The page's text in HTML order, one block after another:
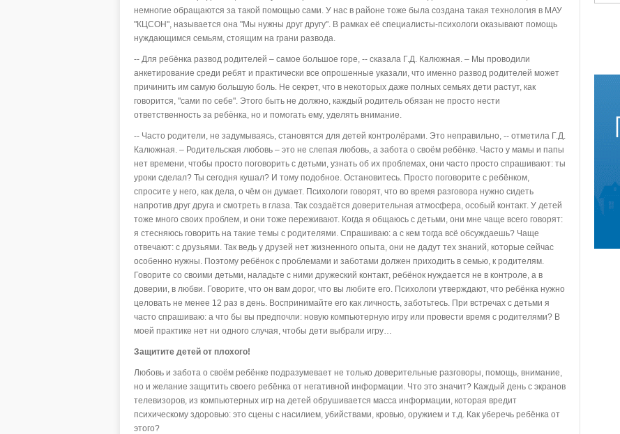
немногие обращаются за такой помощью сами. У нас в районе тоже была создана такая технология в МАУ
"КЦСОН", называется она "Мы нужны друг другу". В рамках её специалисты-психологи оказывают помощь
нуждающимся семьям, стоящим на грани развода.
-- Для ребёнка развод родителей – самое большое горе, -- сказала Г.Д. Калюжная. – Мы проводили
анкетирование среди ребят и практически все опрошенные указали, что именно развод родителей может
причинить им самую большую боль. Не секрет, что в некоторых даже полных семьях дети растут, как
говорится, "сами по себе". Этого быть не должно, каждый родитель обязан не просто нести
ответственность за ребёнка, но и помогать ему, уделять внимание.
-- Часто родители, не задумываясь, становятся для детей контролёрами. Это неправильно, -- отметила Г.Д.
Калюжная. – Родительская любовь – это не слепая любовь, а забота о своём ребёнке. Часто у мамы и папы
нет времени, чтобы просто поговорить с детьми, узнать об их проблемах, они часто просто спрашивают: ты
уроки сделал? Ты сегодня кушал? И тому подобное. Остановитесь. Просто поговорите с ребёнком,
спросите у него, как дела, о чём он думает. Психологи говорят, что во время разговора нужно сидеть
напротив друг друга и смотреть в глаза. Так создаётся доверительная атмосфера, особый контакт. У детей
тоже много своих проблем, и они тоже переживают. Когда я общаюсь с детьми, они мне чаще всего говорят:
я стесняюсь говорить на такие темы с родителями. Спрашиваю: а с кем тогда всё обсуждаешь? Чаще
отвечают: с друзьями. Так ведь у друзей нет жизненного опыта, они не дадут тех знаний, которые сейчас
особенно нужны. Поэтому ребёнок с проблемами и заботами должен приходить в семью, к родителям.
Говорите со своими детьми, наладьте с ними дружеский контакт, ребёнок нуждается не в контроле, а в
доверии, в любви. Говорите, что он вам дорог, что вы любите его. Психологи утверждают, что ребёнка нужно
целовать не менее 12 раз в день. Воспринимайте его как личность, заботьтесь. При встречах с детьми я
часто спрашиваю: а что бы вы предпочли: новую компьютерную игру или провести время с родителями? В
моей практике нет ни одного случая, чтобы дети выбрали игру…
Защитите детей от плохого!
Любовь и забота о своём ребёнке подразумевает не только доверительные разговоры, помощь, внимание,
но и желание защитить своего ребёнка от негативной информации. Что это значит? Каждый день с экранов
телевизоров, из компьютерных игр на детей обрушивается масса информации, которая вредит
психическому здоровью: это сцены с насилием, убийствами, кровью, оружием и т.д. Как уберечь ребёнка от
этого?